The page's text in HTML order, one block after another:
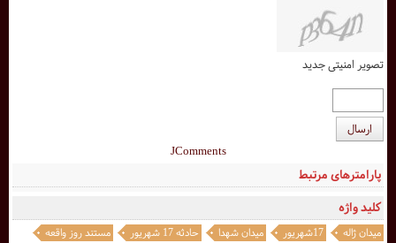
کلید واژه
میدان ژاله 17شهریور میدان شهدا حادثه 17 شهریور
مستند روز واقعه
پارامترهای مرتبط
تصویر امنیتی جدید
ارسال
JComments